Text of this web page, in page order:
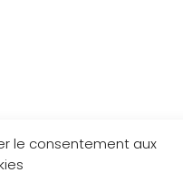
le consentement aux